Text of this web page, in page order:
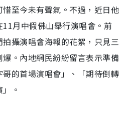
至今未有聲氣。不過，近日他
月中假佛山舉行演唱會。前
攝演唱會海報的花絮，只見三
。內地網民紛紛留言表示準備
的首場演唱會」、「期待倒轉
。